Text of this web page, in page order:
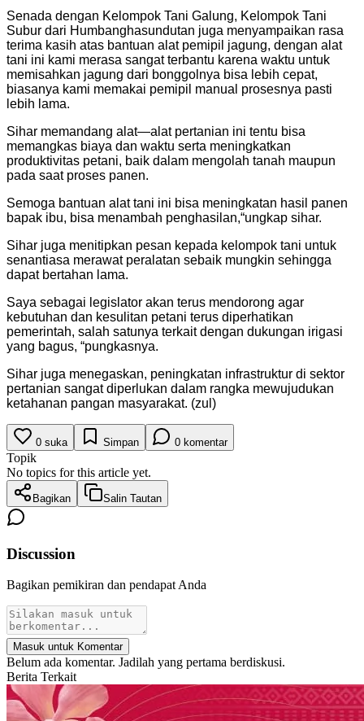
Senada dengan Kelompok Tani Galung, Kelompok Tani
Subur dari Humbanghasundutan juga menyampaikan rasa
terima kasih atas bantuan alat pemipil jagung, dengan alat
tani ini kami merasa sangat terbantu karena waktu untuk
memisahkan jagung dari bonggolnya bisa lebih cepat,
biasanya kami memakai pemipil manual prosesnya pasti
lebih lama.
Sihar memandang alat—alat pertanian ini tentu bisa
memangkas biaya dan waktu serta meningkatkan
produktivitas petani, baik dalam mengolah tanah maupun
pada saat proses panen.
Semoga bantuan alat tani ini bisa meningkatan hasil panen
bapak ibu, bisa menambah penghasilan,“ungkap sihar.
Sihar juga menitipkan pesan kepada kelompok tani untuk
senantiasa merawat peralatan sebaik mungkin sehingga
dapat bertahan lama.
Saya sebagai legislator akan terus mendorong agar
kebutuhan dan kesulitan petani terus diperhatikan
pemerintah, salah satunya terkait dengan dukungan irigasi
yang bagus, “pungkasnya.
Sihar juga menegaskan, peningkatan infrastruktur di sektor
pertanian sangat diperlukan dalam rangka mewujudukan
ketahanan pangan masyarakat. (zul)
0 suka Simpan 0 komentar
Topik
No topics for this article yet.
Bagikan Salin Tautan
Discussion
Bagikan pemikiran dan pendapat Anda
Masuk untuk Komentar
Belum ada komentar. Jadilah yang pertama berdiskusi.
Berita Terkait